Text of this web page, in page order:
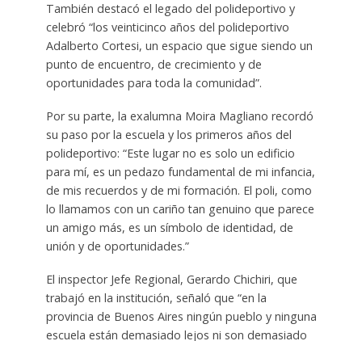
También destacó el legado del polideportivo y
celebró “los veinticinco años del polideportivo
Adalberto Cortesi, un espacio que sigue siendo un
punto de encuentro, de crecimiento y de
oportunidades para toda la comunidad”.
Por su parte, la exalumna Moira Magliano recordó
su paso por la escuela y los primeros años del
polideportivo: “Este lugar no es solo un edificio
para mí, es un pedazo fundamental de mi infancia,
de mis recuerdos y de mi formación. El poli, como
lo llamamos con un cariño tan genuino que parece
un amigo más, es un símbolo de identidad, de
unión y de oportunidades.”
El inspector Jefe Regional, Gerardo Chichiri, que
trabajó en la institución, señaló que “en la
provincia de Buenos Aires ningún pueblo y ninguna
escuela están demasiado lejos ni son demasiado